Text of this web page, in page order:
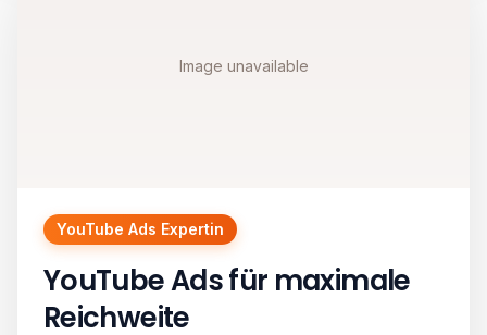
Image unavailable
YouTube Ads Expertin
YouTube Ads für maximale
Reichweite